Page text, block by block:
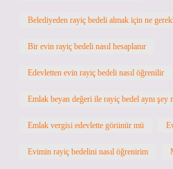
Belediyeden rayiç bedeli almak için ne
Bir evin rayiç bedeli nasıl hesaplanır
Edevletten evin rayiç bedeli nasıl öğrenilir
Emlak beyan değeri ile rayiç bedel aynı şey
Emlak vergisi edevlette görünür mü
Evimin rayiç bedelini nasıl öğrenirim